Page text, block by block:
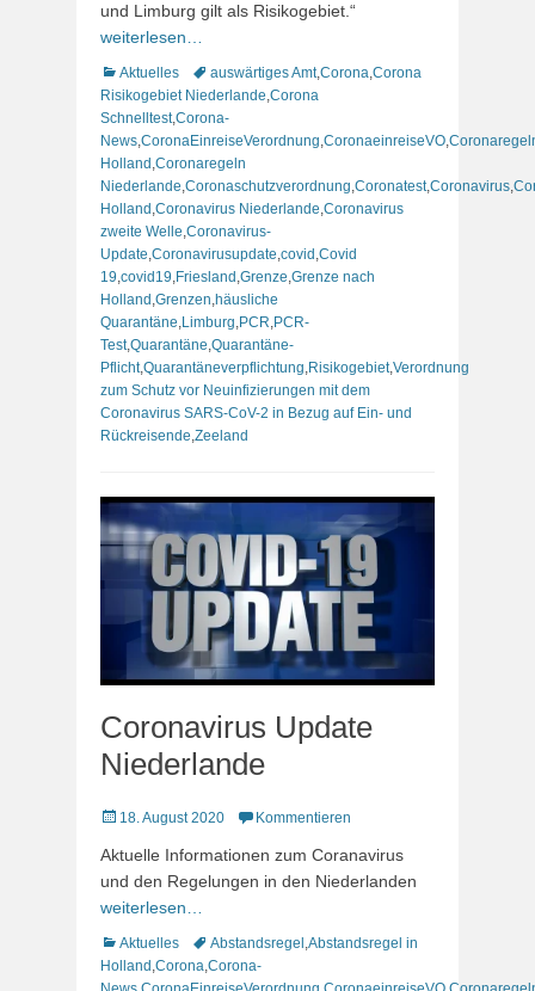
und Limburg gilt als Risikogebiet.“
weiterlesen…
Kategorien
Aktuelles Schlagworte
auswärtiges Amt,Corona,Corona
Risikogebiet Niederlande,Corona
Schnelltest,Corona-
News,CoronaEinreiseVerordnung,CoronaeinreiseVO,
Holland ,Coronaregeln
Niederlande,Coronaschutzverordnung,Coronatest,Coronavirus,
Holland ,Coronavirus Niederlande,Coronavirus
zweite Welle,Coronavirus-
Update,Coronavirusupdate,covid ,Covid
19,covid19,Friesland ,Grenze,Grenze nach
Holland ,Grenzen,häusliche
Quarantäne,Limburg,PCR,PCR-
Test,Quarantäne,Quarantäne-
Pflicht,Quarantäneverpflichtung,Risikogebiet,Verordnung
zum Schutz vor Neuinfizierungen mit dem
Coronavirus SARS-CoV-2 in Bezug auf Ein- und
Rückreisende,Zeeland
Coronavirus Update
Niederlande
Veröffentlicht
18. August 2020 Kommentieren
Aktuelle Informationen zum Coranavirus
und den Regelungen in den Niederlanden
weiterlesen…
Kategorien
Aktuelles Schlagworte
Abstandsregel Abstandsregel in
Holland Corona Corona-